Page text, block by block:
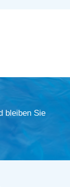
bleiben Sie